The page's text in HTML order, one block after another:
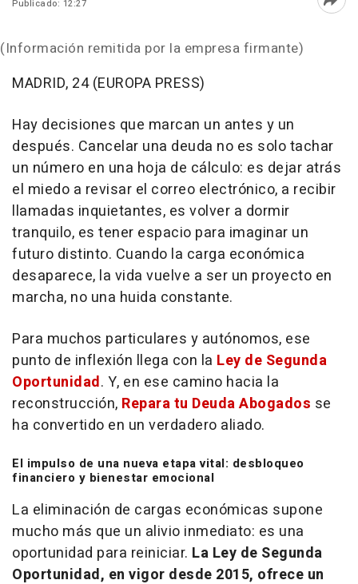
Publicado: 12:27
(Información remitida por la empresa firmante)
MADRID, 24 (EUROPA PRESS)
Hay decisiones que marcan un antes y un
después. Cancelar una deuda no es solo tachar
un número en una hoja de cálculo: es dejar atrás
el miedo a revisar el correo electrónico, a recibir
llamadas inquietantes, es volver a dormir
tranquilo, es tener espacio para imaginar un
futuro distinto. Cuando la carga económica
desaparece, la vida vuelve a ser un proyecto en
marcha, no una huida constante.
Para muchos particulares y autónomos, ese
punto de inflexión llega con la Ley de Segunda
Oportunidad. Y, en ese camino hacia la
reconstrucción, Repara tu Deuda Abogados se
ha convertido en un verdadero aliado.
El impulso de una nueva etapa vital: desbloqueo
financiero y bienestar emocional
La eliminación de cargas económicas supone
mucho más que un alivio inmediato: es una
oportunidad para reiniciar. La Ley de Segunda
Oportunidad, en vigor desde 2015, ofrece un